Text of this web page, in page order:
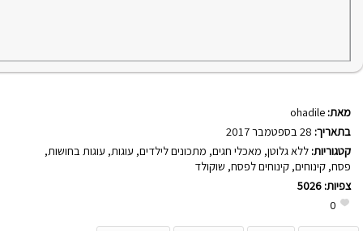
מאת: ohadile
בתאריך:
קטגוריות: ללא גלוטן, מאכלי חגים, מתכונים לילדים, עוגות, עוגות בחושות,
פסח, קינוחים, קינוחים לפסח, שוקולד
צפיות: 5026
0